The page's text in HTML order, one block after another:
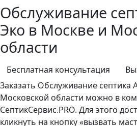
Обслуживание
Эко в Москве и
области
Бесплатная консультация
Заказать Обслуживание септика
Московской области можно в
СептикСервис.PRO. Для этого
кликнуть на кнопку «вызвать